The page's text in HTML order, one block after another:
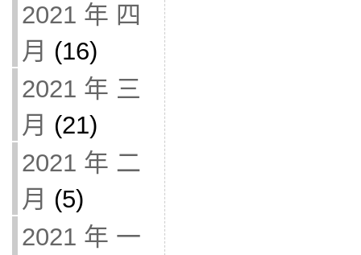
2021 年 四
月 (16)
2021 年 三
月 (21)
2021 年 二
月 (5)
2021 年 一